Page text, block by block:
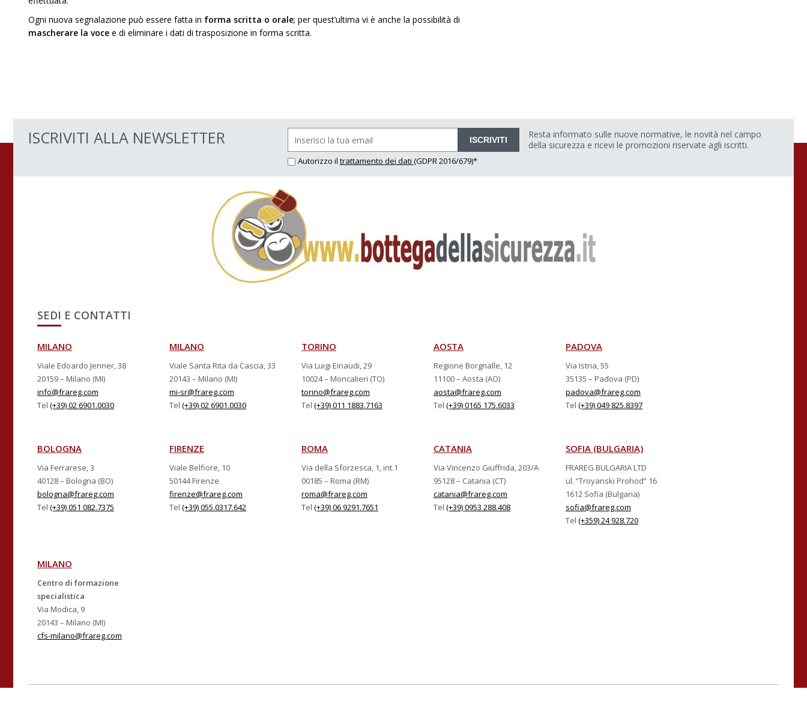
Ogni nuova segnalazione può essere fatta in forma scritta o orale; per quest’ultima vi è anche la possibilità di
mascherare la voce e di eliminare i dati di trasposizione in forma scritta.
ISCRIVITI ALLA NEWSLETTER ISCRIVITI
Autorizzo il trattamento dei dati (GDPR 2016/679)*
Resta informato sulle nuove normative, le novità nel campo
della sicurezza e ricevi le promozioni riservate agli iscritti.
SEDI E CONTATTI
MILANO
Viale Edoardo Jenner, 38
20159 – Milano (MI)
info@frareg.com
Tel (+39) 02 6901.0030
MILANO
Viale Santa Rita da Cascia, 33
20143 – Milano (MI)
mi-sr@frareg.com
Tel (+39) 02 6901.0030
TORINO
Via Luigi Einaudi, 29
10024 – Moncalieri (TO)
torino@frareg.com
Tel (+39) 011 1883.7163
AOSTA
Regione Borgnalle, 12
11100 – Aosta (AO)
aosta@frareg.com
Tel (+39) 0165 175.6033
PADOVA
Via Istria, 55
35135 – Padova (PD)
padova@frareg.com
Tel (+39) 049 825.8397
BOLOGNA
Via Ferrarese, 3
40128 – Bologna (BO)
bologna@frareg.com
Tel (+39) 051 082.7375
FIRENZE
Viale Belfiore, 10
50144 Firenze
firenze@frareg.com
Tel (+39) 055.0317.642
ROMA
Via della Sforzesca, 1, int.1
00185 – Roma (RM)
roma@frareg.com
Tel (+39) 06 9291.7651
CATANIA
Via Vincenzo Giuffrida, 203/A
95128 – Catania (CT)
catania@frareg.com
Tel (+39) 0953 288.408
SOFIA (BULGARIA)
FRAREG BULGARIA LTD
ul. “Troyanski Prohod” 16
1612 Sofia (Bulgaria)
sofia@frareg.com
Tel (+359) 24 928.720
MILANO
Centro di formazione
specialistica
Via Modica, 9
20143 – Milano (MI)
cfs-milano@frareg.com